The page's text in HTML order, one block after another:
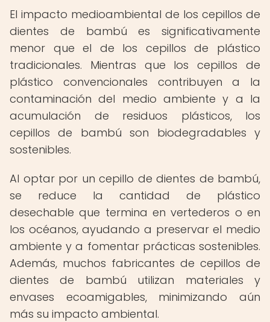
El impacto medioambiental de los cepillos de
dientes de bambú es significativamente
menor que el de los cepillos de plástico
tradicionales. Mientras que los cepillos de
plástico convencionales contribuyen a la
contaminación del medio ambiente y a la
acumulación de residuos plásticos, los
cepillos de bambú son biodegradables y
sostenibles.
Al optar por un cepillo de dientes de bambú,
se reduce la cantidad de plástico
desechable que termina en vertederos o en
los océanos, ayudando a preservar el medio
ambiente y a fomentar prácticas sostenibles.
Además, muchos fabricantes de cepillos de
dientes de bambú utilizan materiales y
envases ecoamigables, minimizando aún
más su impacto ambiental.